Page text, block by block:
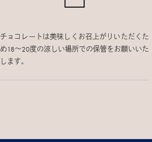
チョコレートは美味しくお召上がりいただくた
め18〜20度の涼しい場所での保管をお願いいた
します。